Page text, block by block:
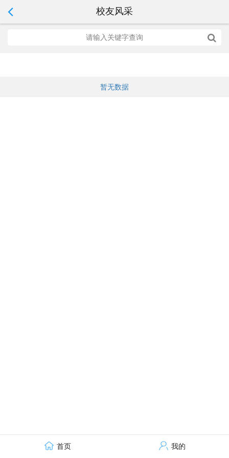
校友风采
暂无数据
首页 我的